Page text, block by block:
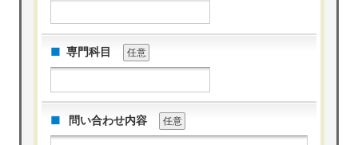
専門科目 任意
問い合わせ内容 任意